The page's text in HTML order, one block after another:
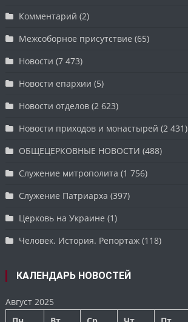
Комментарий (2)
Межсоборное присутствие (65)
Новости (7 473)
Новости епархии (5)
Новости отделов (2 623)
Новости приходов и монастырей (2 431)
ОБЩЕЦЕРКОВНЫЕ НОВОСТИ (488)
Служение митрополита (1 756)
Служение Патриарха (397)
Церковь на Украине (1)
Человек. История. Репортаж (118)
КАЛЕНДАРЬ НОВОСТЕЙ
Август 2025